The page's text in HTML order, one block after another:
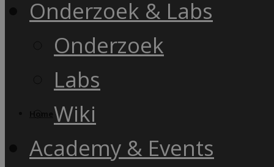
Onderzoek & Labs
Onderzoek
Labs
Wiki
Academy & Events